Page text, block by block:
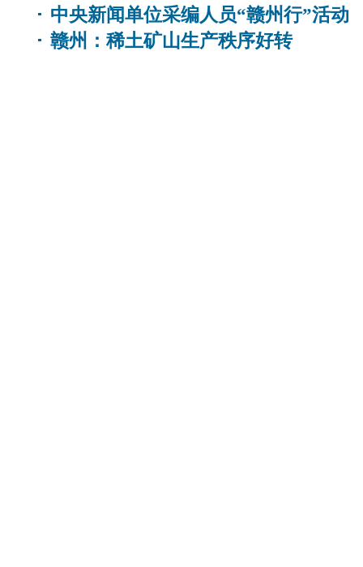
中央新闻单位采编人员“赣州行”活动
赣州：稀土矿山生产秩序好转